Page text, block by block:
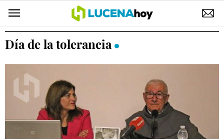
POLÍTICA
ELECCIONES
SUCESOS
ECONOMÍA
Día de la tolerancia